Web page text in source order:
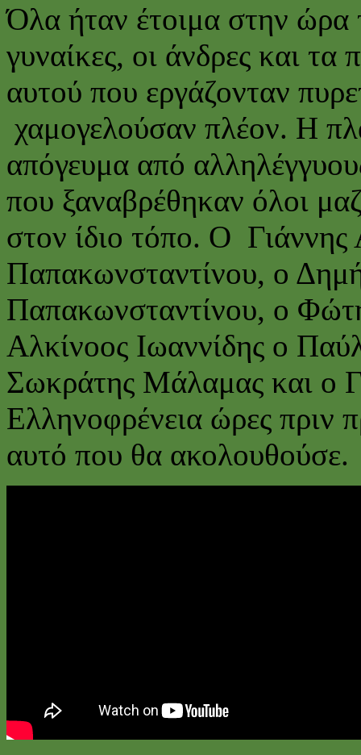
Όλα ήταν έτοιμα στην ώρα
γυναίκες, οι άνδρες και
αυτού που εργάζονταν
χαμογελούσαν πλέον. Η
απόγευμα από
που ξαναβρέθηκαν όλοι
στον ίδιο τόπο. Ο
Παπακωνσταντίνου, ο
Παπακωνσταντίνου, ο
Αλκίνοος Ιωαννίδης ο
Σωκράτης Μάλαμας και ο
Ελληνοφρένεια ώρες πριν
αυτό που θα ακολουθούσε.